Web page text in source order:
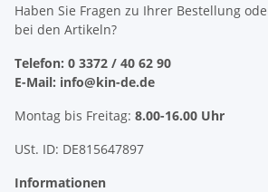
Haben Sie Fragen zu Ihrer Bestellung
bei den Artikeln?
Telefon: 0 3372 / 40 62 90
E-Mail: info@kin-de.de
Montag bis Freitag: 8.00-16.00 Uhr
USt. ID: DE815647897
Informationen